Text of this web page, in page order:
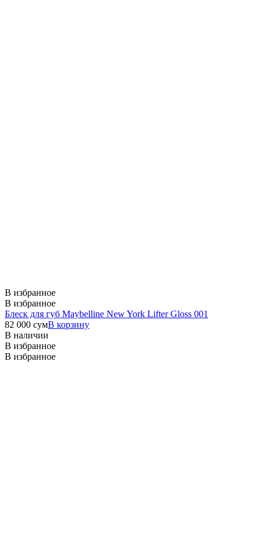
В избранное
В избранное
Блеск для губ Maybelline New York Lifter Gloss 001
82 000 сумВ корзину
В наличии
В избранное
В избранное